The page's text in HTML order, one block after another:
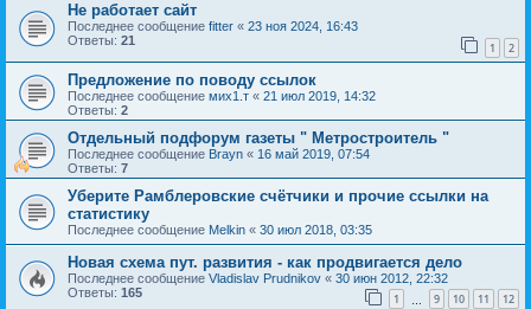
Не работает сайт
Последнее сообщение fitter « 23 ноя 2024, 16:43
Ответы: 21 1 2
Предложение по поводу ссылок
Последнее сообщение мих1.т « 21 июл 2019, 14:32
Ответы: 2
Отдельный подфорум газеты " Метростроитель "
Последнее сообщение Brayn « 16 май 2019, 07:54
Ответы: 7
Уберите Рамблеровские счётчики и прочие ссылки на
статистику
Последнее сообщение Melkin « 30 июл 2018, 03:35
Новая схема пут. развития - как продвигается дело
Последнее сообщение Vladislav Prudnikov « 30 июн 2012, 22:32
Ответы: 165 1 9 10 11 12